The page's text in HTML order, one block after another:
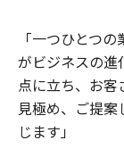
「一つひとつ
がビジネスの進
点に立ち、お
見極め、ご提
じます」